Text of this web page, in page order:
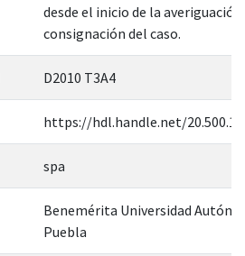
desde el inicio de la
consignación del caso.
D2010 T3A4
https://hdl.handle.net/
spa
Benemérita Universidad
Puebla